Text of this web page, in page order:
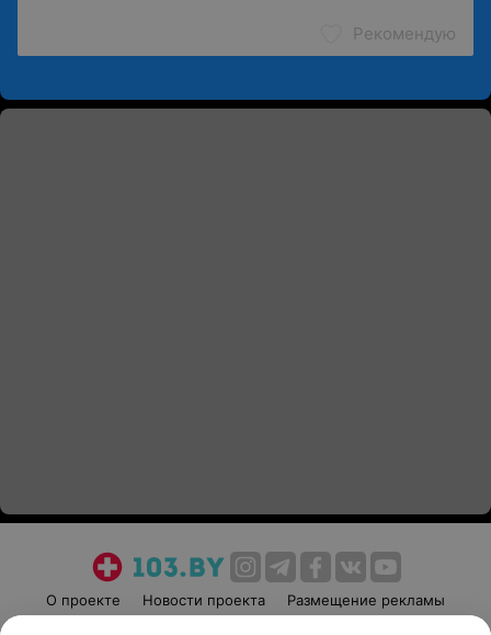
Рекомендую
О проекте Новости проекта
Размещение рекламы